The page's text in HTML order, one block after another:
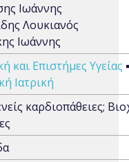
Ιωάννης
Λουκιανός
Ιωάννης
και Επιστήμες Υγείας
Ιατρική
καρδιοπάθειες;